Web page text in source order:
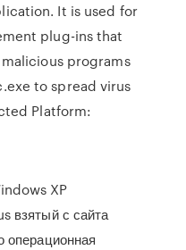
It is used for
plug-ins that
programs
to spread virus
Platform:
XP
взятый с сайта
операционная